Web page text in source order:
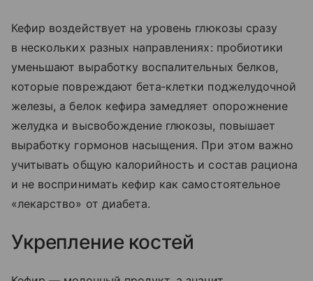
Кефир воздействует на уровень глюкозы сразу
в нескольких разных направлениях: пробиотики
уменьшают выработку воспалительных белков,
которые повреждают бета‑клетки поджелудочной
железы, а белок кефира замедляет опорожнение
желудка и высвобождение глюкозы, повышает
выработку гормонов насыщения. При этом важно
учитывать общую калорийность и состав рациона
и не воспринимать кефир как самостоятельное
«лекарство» от диабета.
Укрепление костей